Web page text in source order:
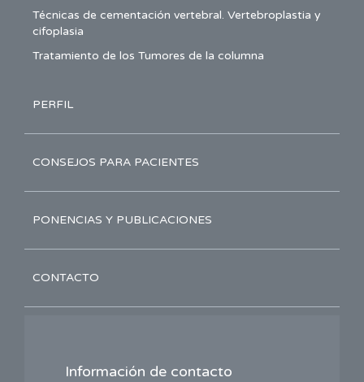
Técnicas de cementación vertebral. Vertebroplastia y
cifoplasia
Tratamiento de los Tumores de la columna
PERFIL
CONSEJOS PARA PACIENTES
PONENCIAS Y PUBLICACIONES
CONTACTO
Información de contacto